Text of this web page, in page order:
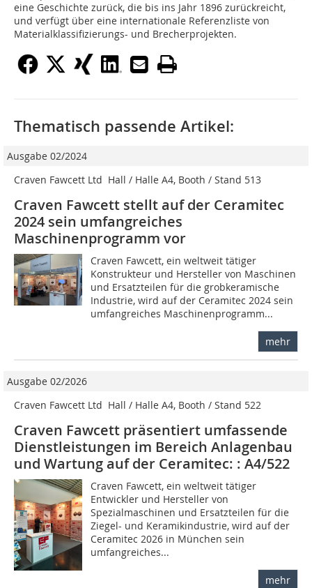
eine Geschichte zurück, die bis ins Jahr 1896 zurückreicht,
und verfügt über eine internationale Referenzliste von
Materialklassifizierungs- und Brecherprojekten.
Thematisch passende Artikel:
Ausgabe 02/2024
Craven Fawcett Ltd  Hall / Halle A4, Booth / Stand 513
Craven Fawcett stellt auf der Ceramitec
2024 sein umfangreiches
Maschinenprogramm vor
Craven Fawcett, ein weltweit tätiger
Konstrukteur und Hersteller von Maschinen
und Ersatzteilen für die grobkeramische
Industrie, wird auf der Ceramitec 2024 sein
umfangreiches Maschinenprogramm...
mehr
Ausgabe 02/2026
Craven Fawcett Ltd  Hall / Halle A4, Booth / Stand 522
Craven Fawcett präsentiert umfassende
Dienstleistungen im Bereich Anlagenbau
und Wartung auf der Ceramitec: : A4/522
Craven Fawcett, ein weltweit tätiger
Entwickler und Hersteller von
Spezialmaschinen und Ersatzteilen für die
Ziegel- und Keramikindustrie, wird auf der
Ceramitec 2026 in München sein
umfangreiches...
mehr